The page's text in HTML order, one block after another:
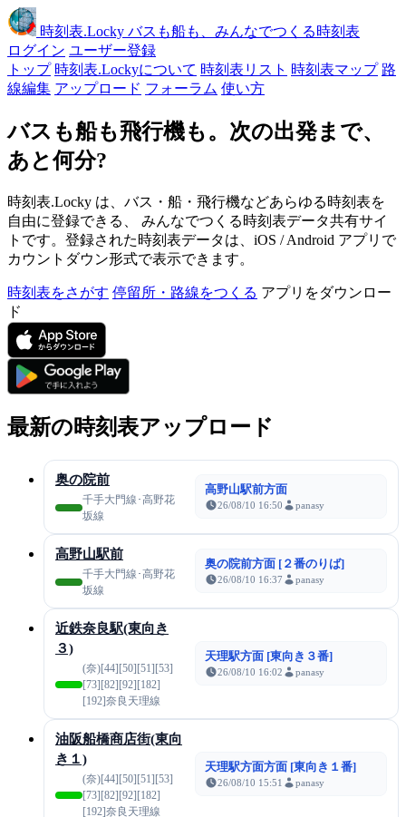
時刻表.Locky バスも船も、みんなでつくる時刻表
ログイン ユーザー登録
トップ 時刻表.Lockyについて 時刻表リスト 時刻表マップ 路
線編集 アップロード フォーラム 使い方
バスも船も飛行機も。次の出発まで、
あと何分?
時刻表.Locky は、バス・船・飛行機などあらゆる時刻表を
自由に登録できる、 みんなでつくる時刻表データ共有サイ
トです。登録された時刻表データは、iOS / Android アプリで
カウントダウン形式で表示できます。
時刻表をさがす 停留所・路線をつくる アプリをダウンロー
ド
最新の時刻表アップロード
奥の院前
千手大門線･高野花
坂線
高野山駅前方面
26/08/10 16:50 panasy
高野山駅前
千手大門線･高野花
坂線
奥の院前方面 [２番のりば]
26/08/10 16:37 panasy
近鉄奈良駅(東向き
３)
(奈)[44][50][51][53]
[73][82][92][182]
[192]奈良天理線
天理駅方面 [東向き３番]
26/08/10 16:02 panasy
油阪船橋商店街(東向
き１)
(奈)[44][50][51][53]
[73][82][92][182]
[192]奈良天理線
天理駅方面方面 [東向き１番]
26/08/10 15:51 panasy